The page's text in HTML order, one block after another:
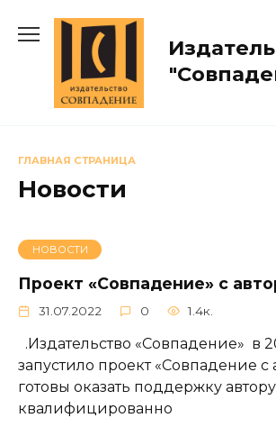
содержанию
ГЛАВНАЯ СТРАНИЦА
Новости
НОВОСТИ
Проект «Совпадение» с
31.07.2022 0 1.4к.
.Издательство «Совпадение» в
запустило проект «Совпадение с
готовы оказать поддержку
квалифицированно